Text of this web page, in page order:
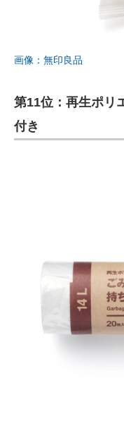
画像：無印良品
第11位：再生ポ
付き